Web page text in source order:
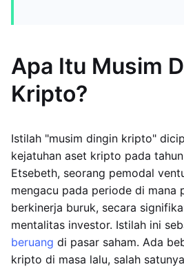
Apa Itu Musim
Kripto?
Istilah "musim dingin kripto"
kejatuhan aset kripto pada
Etsebeth, seorang pemodal
mengacu pada periode di mana
berkinerja buruk, secara
mentalitas investor. Istilah ini
beruang di pasar saham. Ada
kripto di masa lalu, salah